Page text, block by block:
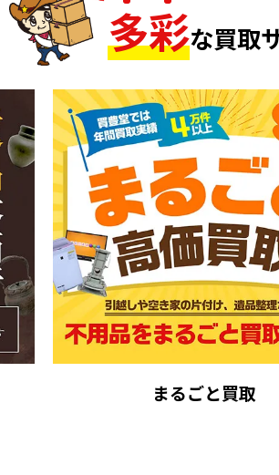
多彩な買取
まるごと買取